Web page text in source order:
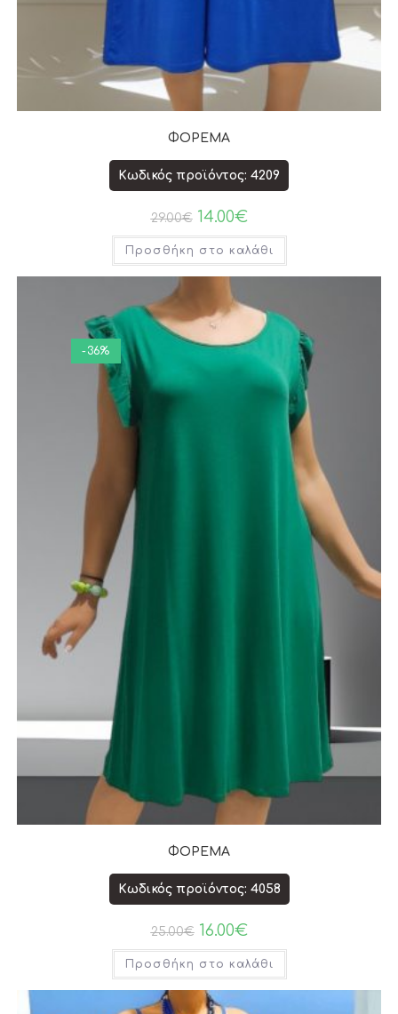
ΦΟΡΕΜΑ
Κωδικός προϊόντος: 4209
29.00€ 14.00€
Προσθήκη στο καλάθι
-36%
ΦΟΡΕΜΑ
Κωδικός προϊόντος: 4058
25.00€ 16.00€
Προσθήκη στο καλάθι